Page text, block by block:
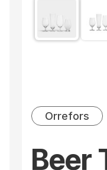
Orrefors
Beer